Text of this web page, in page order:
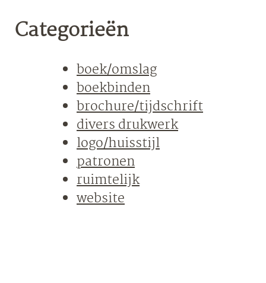
Categorieën
boek/omslag
boekbinden
brochure/tijdschrift
divers drukwerk
logo/huisstijl
patronen
ruimtelijk
website